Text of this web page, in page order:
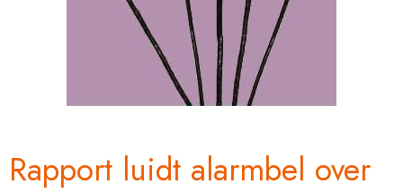
Rapport luidt alarmbel over